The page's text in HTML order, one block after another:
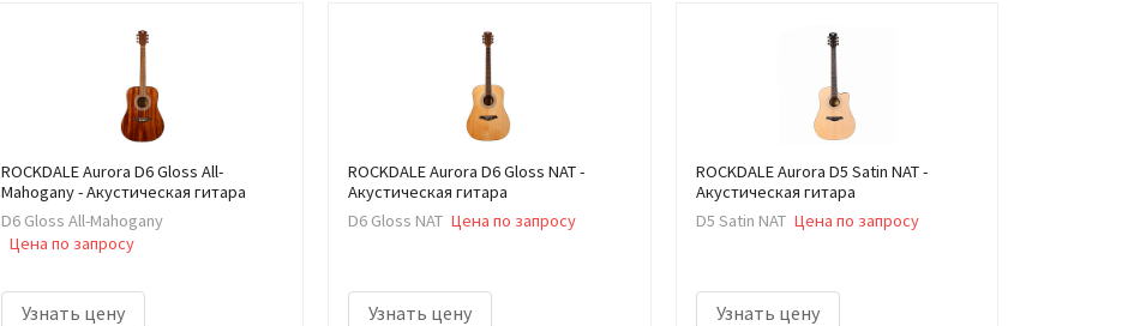
ROCKDALE Aurora D6 Gloss All-
Mahogany - Акустическая гитара
D6 Gloss All-Mahogany
Цена по запросу
Узнать цену
ROCKDALE Aurora D6 Gloss NAT -
Акустическая гитара
D6 Gloss NAT Цена по запросу
Узнать цену
ROCKDALE Aurora D5 Satin NAT -
Акустическая гитара
D5 Satin NAT Цена по запросу
Узнать цену